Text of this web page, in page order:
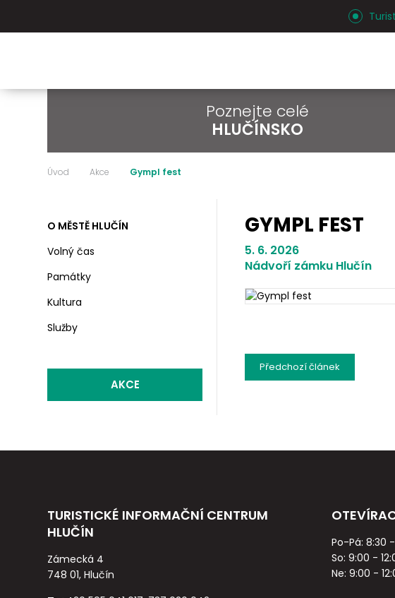
Poznejte celé
HLUČÍNSKO
Úvod Akce Gympl fest
O MĚSTĚ HLUČÍN
Volný čas
Památky
Kultura
Služby
AKCE
GYMPL FEST
5. 6. 2026
Nádvoří zámku Hlučín
Předchozíčlánek
TURISTICKÉ INFORMAČNÍ CENTRUM
HLUČÍN
Zámecká 4
748 01, Hlučín
Po-Pá: 8:30 -
So: 9:00 -
Ne: 9:00 -